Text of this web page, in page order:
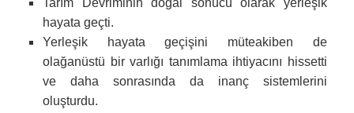
hayata geçti.
Yerleşik hayata geçişini müteakiben de
olağanüstü bir varlığı tanımlama ihtiyacını hissetti
ve daha sonrasında da inanç sistemlerini
oluşturdu.